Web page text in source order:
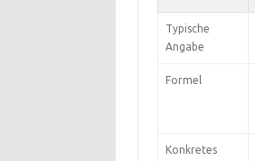
Typische
Angabe
Formel
Konkretes